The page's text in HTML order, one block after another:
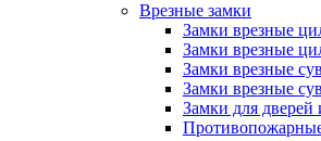
Врезные замки
Замки врезные
Замки врезные
Замки врезные
Замки врезные
Замки для дверей